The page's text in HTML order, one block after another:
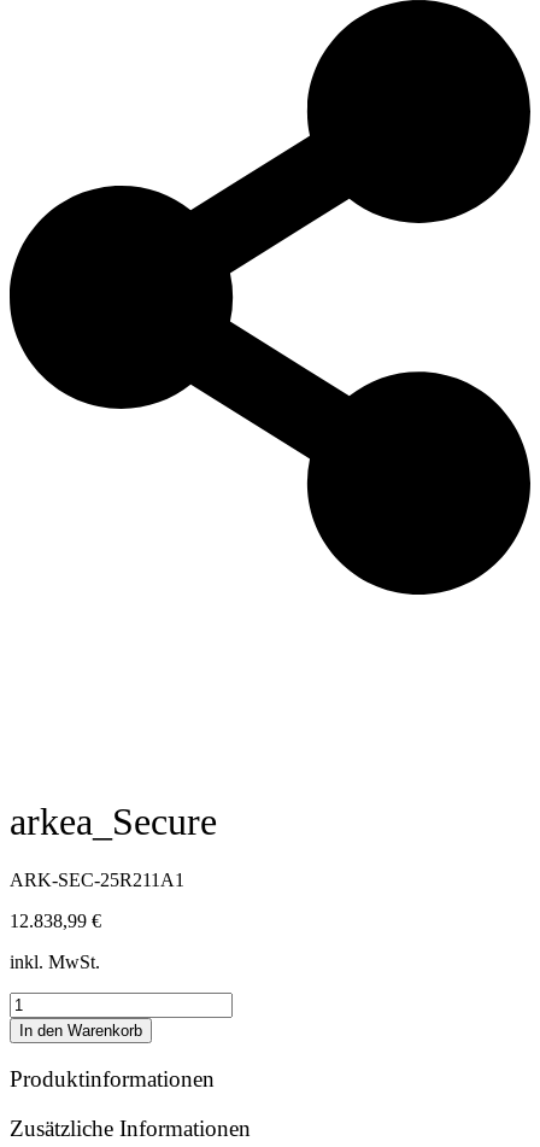
arkea_Secure
ARK-SEC-25R211A1
12.838,99 €
inkl. MwSt.
arkea_Secure
Menge
In den Warenkorb
Produktinformationen
Zusätzliche Informationen